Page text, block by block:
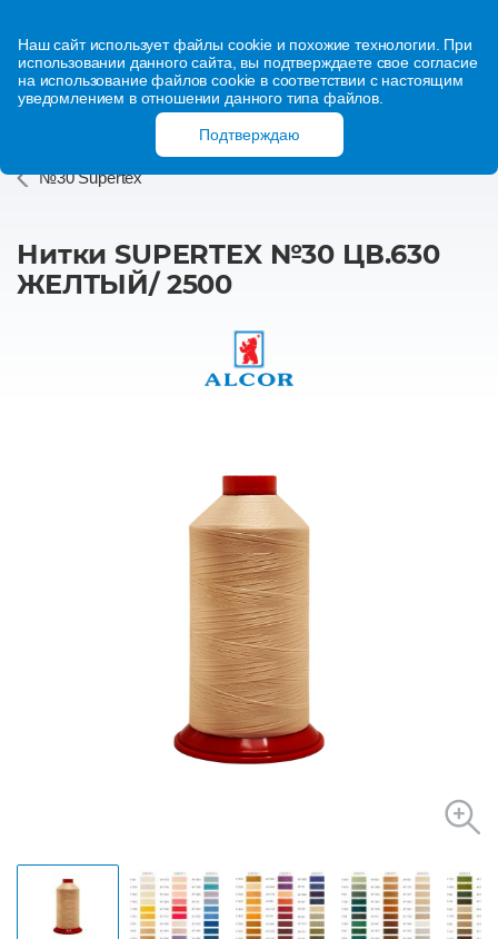
Наш сайт использует файлы cookie и похожие технологии. При
использовании данного сайта, вы подтверждаете свое согласие
на использование файлов cookie в соответствии с настоящим
уведомлением в отношении данного типа файлов.
Подтверждаю
№30 Supertex
Нитки SUPERTEX №30 ЦВ.630
ЖЕЛТЫЙ/ 2500